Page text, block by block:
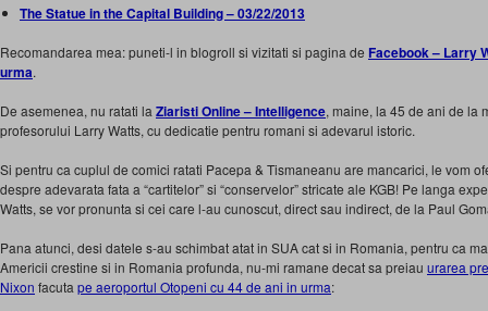
The Statue in the Capital Building – 03/22/2013
Recomandarea mea: puneti-l in blogroll si vizitati si pagina de Facebook – Larry
urma.
De asemenea, nu ratati la Ziaristi Online – Intelligence, maine, la 45 de ani de la
profesorului Larry Watts, cu dedicatie pentru romani si adevarul istoric.
Si pentru ca cuplul de comici ratati Pacepa & Tismaneanu are mancarici, le vom
despre adevarata fata a “cartitelor” si “conservelor” stricate ale KGB! Pe langa
Watts, se vor pronunta si cei care l-au cunoscut, direct sau indirect, de la Paul
Pana atunci, desi datele s-au schimbat atat in SUA cat si in Romania, pentru ca
Americii crestine si in Romania profunda, nu-mi ramane decat sa preiau urarea
Nixon facuta pe aeroportul Otopeni cu 44 de ani in urma: